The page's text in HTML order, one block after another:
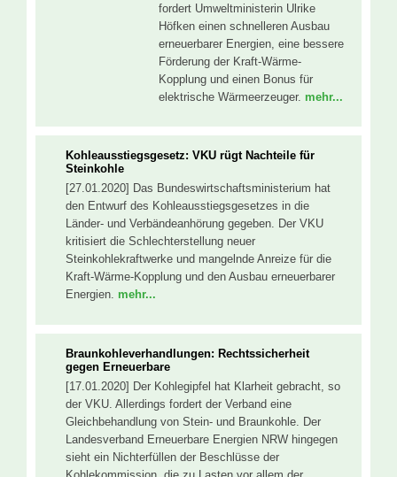
fordert Umweltministerin Ulrike
Höfken einen schnelleren Ausbau
erneuerbarer Energien, eine bessere
Förderung der Kraft-Wärme-
Kopplung und einen Bonus für
elektrische Wärmeerzeuger. mehr...
Kohleausstiegsgesetz: VKU rügt Nachteile für
Steinkohle
[27.01.2020] Das Bundeswirtschaftsministerium hat
den Entwurf des Kohleausstiegsgesetzes in die
Länder- und Verbändeanhörung gegeben. Der VKU
kritisiert die Schlechterstellung neuer
Steinkohlekraftwerke und mangelnde Anreize für die
Kraft-Wärme-Kopplung und den Ausbau erneuerbarer
Energien. mehr...
Braunkohleverhandlungen: Rechtssicherheit
gegen Erneuerbare
[17.01.2020] Der Kohlegipfel hat Klarheit gebracht, so
der VKU. Allerdings fordert der Verband eine
Gleichbehandlung von Stein- und Braunkohle. Der
Landesverband Erneuerbare Energien NRW hingegen
sieht ein Nichterfüllen der Beschlüsse der